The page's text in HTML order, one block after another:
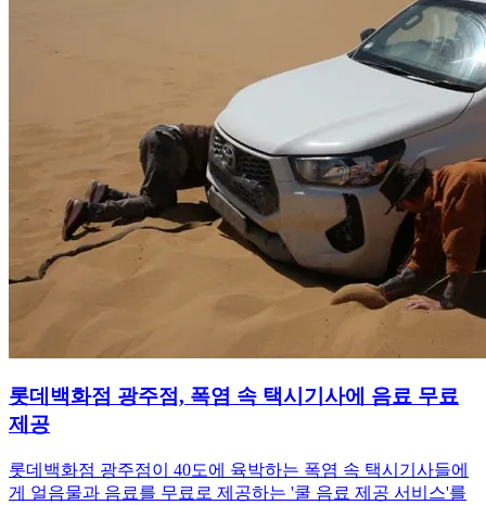
롯데백화점 광주점, 폭염 속 택시기사에 음료 무료
제공
롯데백화점 광주점이 40도에 육박하는 폭염 속 택시기사들에
게 얼음물과 음료를 무료로 제공하는 '쿨 음료 제공 서비스'를